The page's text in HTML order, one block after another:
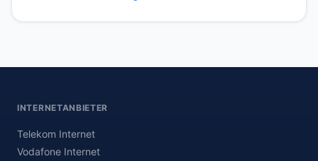
INTERNETANBIETER
Telekom Internet
Vodafone Internet